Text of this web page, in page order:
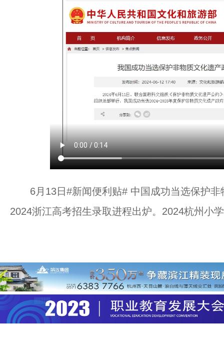
6月13日#新闻便利贴# 中国成功当选保护非
2024浙江高考招生录取进程出炉。2024杭州小